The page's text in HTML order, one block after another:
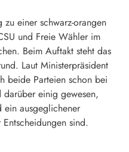
einer schwarz-orangen
und Freie Wähler im
Beim Auftakt steht das
Laut Ministerpräsident
beide Parteien schon bei
einig gewesen,
ein ausgeglichener
sind.